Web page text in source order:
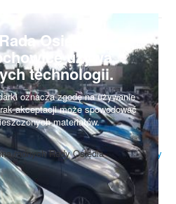
Osiedla
używa
technologii.
oznacza zgodę na używanie
akceptacji może spowodować
materiałów.
Do góry
radnych Rady Osiedla